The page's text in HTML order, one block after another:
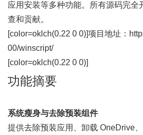
应用安装等多种功能。所有源码完全
查和贡献。
[color=oklch(0.22 0 0)]项目地址：
00/winscript/
[color=oklch(0.22 0 0)]
功能摘要
系统瘦身与去除预装组件
提供去除预装应用、卸载 OneDrive